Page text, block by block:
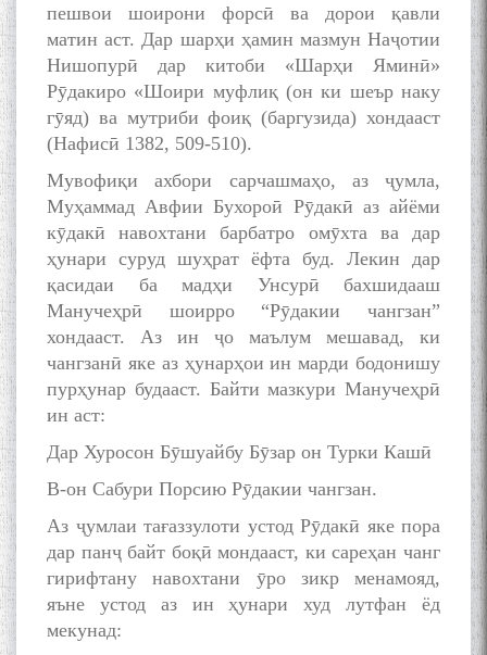
пешвои шоирони форсӣ ва дорои қавли
матин аст. Дар шарҳи ҳамин мазмун Наҷотии
Нишопурӣ дар китоби «Шарҳи Яминӣ»
Рӯдакиро «Шоири муфлиқ (он ки шеър наку
гӯяд) ва мутриби фоиқ (баргузида) хондааст
(Нафисӣ 1382, 509-510).
Мувофиқи ахбори сарчашмаҳо, аз ҷумла,
Муҳаммад Авфии Бухороӣ Рӯдакӣ аз айёми
кӯдакӣ навохтани барбатро омӯхта ва дар
ҳунари суруд шуҳрат ёфта буд. Лекин дар
қасидаи ба мадҳи Унсурӣ бахшидааш
Манучеҳрӣ шоирро “Рӯдакии чангзан”
хондааст. Аз ин ҷо маълум мешавад, ки
чангзанӣ яке аз ҳунарҳои ин марди бодонишу
пурҳунар будааст. Байти мазкури Манучеҳрӣ
ин аст:
Дар Хуросон Бӯшуайбу Бӯзар он Турки Кашӣ
В-он Сабури Порсию Рӯдакии чангзан.
Аз ҷумлаи тағаззулоти устод Рӯдакӣ яке пора
дар панҷ байт боқӣ мондааст, ки сареҳан чанг
гирифтану навохтани ӯро зикр менамояд,
яъне устод аз ин ҳунари худ лутфан ёд
мекунад: